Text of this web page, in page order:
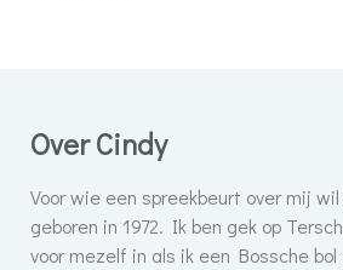
Over Cindy
Voor wie een spreekbeurt over mij
geboren in 1972. Ik ben gek op
voor mezelf in als ik een Bossche bol